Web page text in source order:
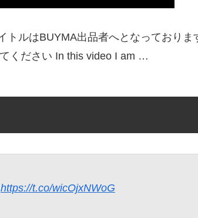
トルはBUYMA出品者へとなっておりま
ください In this video I am …
https://t.co/wicOjxNWoG